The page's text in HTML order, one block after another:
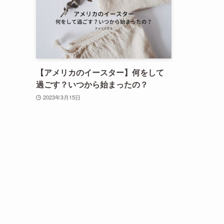
【アメリカのイースター】何をして
過ごす？いつから始まったの？
2023年3月15日